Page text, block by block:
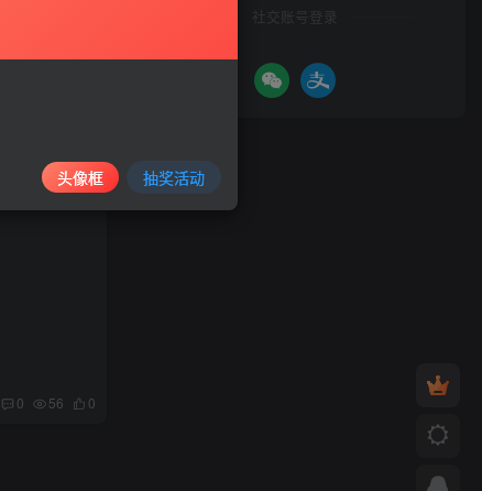
0 56 0
社交账号登录
头像框 抽奖活动